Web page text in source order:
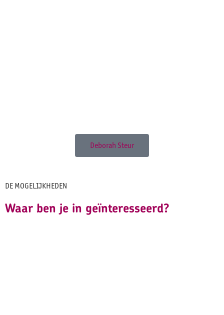
Deborah Steur
DE MOGELIJKHEDEN
Waar ben je in geïnteresseerd?